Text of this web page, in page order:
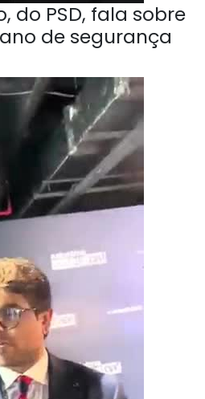
do PSD, fala sobre
de segurança